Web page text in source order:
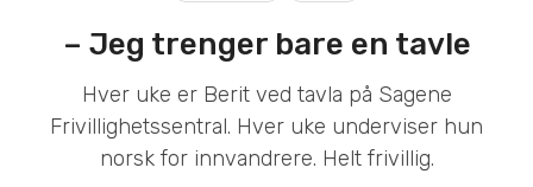
– Jeg trenger bare en tavle
Hver uke er Berit ved tavla på Sagene
Frivillighetssentral. Hver uke underviser hun
norsk for innvandrere. Helt frivillig.